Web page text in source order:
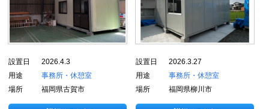
設置日
2026.4.3
用途
事務所・休憩室
場所
福岡県古賀市
設置日
2026.3.27
用途
事務所・休憩室
場所
福岡県柳川市